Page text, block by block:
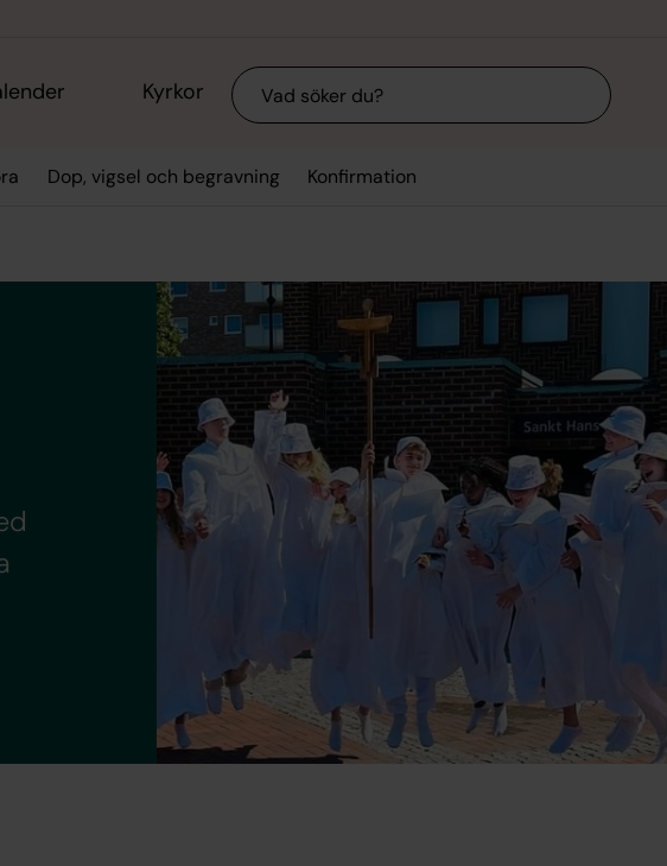
Kyrkor Sök
Dop, vigsel och begravning Konfirmation